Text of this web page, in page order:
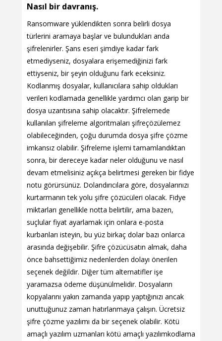
Nasıl bir davranış.
Ransomware yüklendikten sonra belirli dosya
türlerini aramaya başlar ve bulundukları anda
şifrelenirler. Şans eseri şimdiye kadar fark
etmediyseniz, dosyalara erişemediğinizi fark
ettiyseniz, bir şeyin olduğunu fark eceksiniz.
Kodlanmış dosyalar, kullanıcılara sahip oldukları
verileri kodlamada genellikle yardımcı olan garip bir
dosya uzantısına sahip olacaktır. Şifrelemede
kullanılan şifreleme algoritmaları şifreçözülemez
olabileceğinden, çoğu durumda dosya şifre çözme
imkansız olabilir. Şifreleme işlemi tamamlandıktan
sonra, bir dereceye kadar neler olduğunu ve nasıl
devam etmelisiniz açıkça belirtmesi gereken bir fidye
notu görürsünüz. Dolandırıcılara göre, dosyalarınızı
kurtarmanın tek yolu şifre çözücüleri olacak. Fidye
miktarları genellikle notta belirtilir, ama bazen,
suçlular fiyat ayarlamak için onlara e-posta
kurbanları isteyin, bu yüz birkaç dolar bazı onlarca
arasında değişebilir. Şifre çözücüsatın almak, daha
önce bahsettiğimiz nedenlerden dolayı önerilen
seçenek değildir. Diğer tüm alternatifler işe
yaramazsa ödeme düşünülmelidir. Dosyaların
kopyalarını yakın zamanda yapıp yaptığınızı ancak
unuttuğunuz zaman hatırlanmaya çalışın. Ücretsiz
şifre çözme yazılımı da bir seçenek olabilir. Kötü
amaçlı yazılım uzmanları kötü amaçlı yazılımkodlama